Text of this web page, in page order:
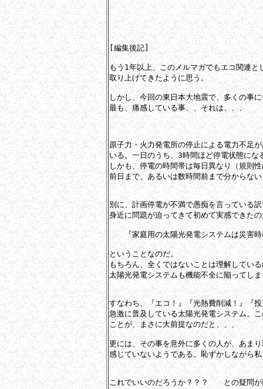
[編集後記]
もう1年以上、このメルマガでもエコ関連
取り上げてきたように思う。
しかし、今回の東日本大地震で、多くの事
最も、痛感している事、、それは、、、
原子力・火力発電所の停止による電力不足
いる。一日のうち、3時間ほど停電状態にな
しかも、停電の時間帯は毎日異なり（規則
前日まで、あるいは数時間前まで分からな
別に、計画停電が不満で愚痴を言っている
身近に問題が迫ってきて初めて実感できた
『家庭用の太陽光発電システムは災害時
ということなのだ。
もちろん、全くではないことは理解してい
太陽光発電システムも機能不全に陥ってし
すなわち、『エコ！』『光熱費削減！』『
急激に普及している太陽光発電システム。
ことが、まさに大前提なのだと、、、
更には、その事を意外に多くの人が、あま
感じていないようである。恥ずかしながら
これでいいのだろうか？？？　　との疑問